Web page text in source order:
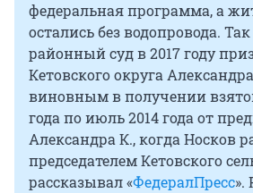
федеральная программа, а
остались без водопровода.
районный суд в 2017 году
Кетовского округа
виновным в получении
года по июль 2014 года от
Александра К., когда Носков
председателем Кетовского
рассказывал «ФедералПресс».